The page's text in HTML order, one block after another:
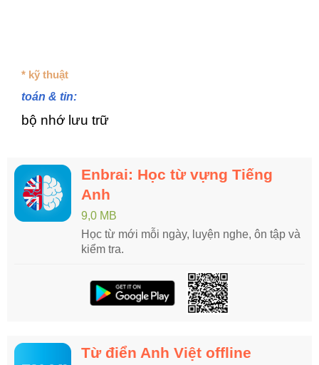
* kỹ thuật
toán & tin:
bộ nhớ lưu trữ
Enbrai: Học từ vựng Tiếng
Anh
9,0 MB
Học từ mới mỗi ngày, luyện nghe, ôn tập và
kiểm tra.
Từ điển Anh Việt offline